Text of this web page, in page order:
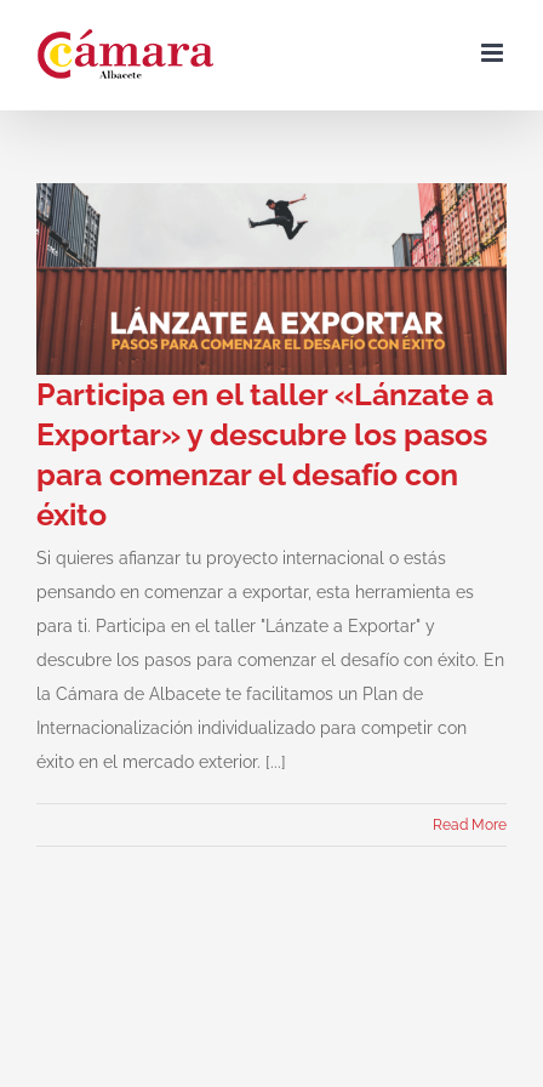
content
Participa en el taller «Lánzate a
Exportar» y descubre los pasos
para comenzar el desafío con
éxito
Si quieres afianzar tu proyecto internacional o estás
pensando en comenzar a exportar, esta herramienta es
para ti. Participa en el taller "Lánzate a Exportar" y
descubre los pasos para comenzar el desafío con éxito. En
la Cámara de Albacete te facilitamos un Plan de
Internacionalización individualizado para competir con
éxito en el mercado exterior. [...]
Read More